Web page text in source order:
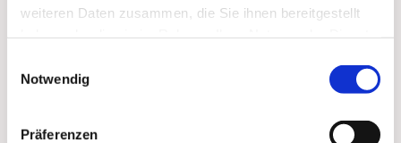
weiteren Daten zusammen, die Sie ihnen bereitgestellt
Notwendig
Präferenzen